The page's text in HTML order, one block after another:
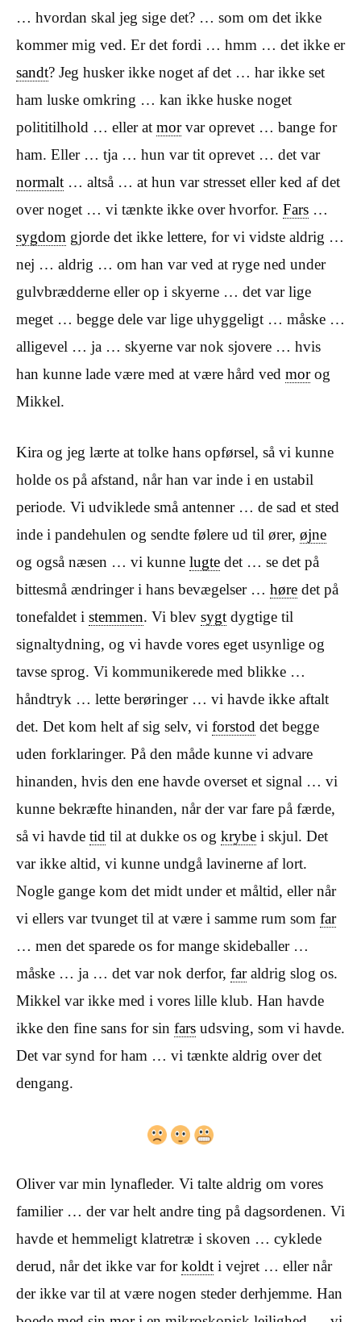
… hvordan skal jeg sige det? … som om det ikke
kommer mig ved. Er det fordi … hmm … det ikke er
sandt? Jeg husker ikke noget af det … har ikke set
ham luske omkring … kan ikke huske noget
polititilhold … eller at morvar oprevet … bange for
ham. Eller … tja … hun var tit oprevet … det var
normalt … altså … at hun var stresset eller ked af det
over noget … vi tænkte ikke over hvorfor. Fars …
sygdom gjorde det ikke lettere, for vi vidste aldrig …
nej … aldrig … om han var ved at ryge ned under
gulvbrædderne eller op i skyerne … det var lige
meget … begge dele var lige uhyggeligt … måske …
alligevel … ja … skyerne var nok sjovere … hvis
han kunne lade være med at være hård ved morog
Mikkel.
Kira og jeg lærte at tolke hans opførsel, så vi kunne
holde os på afstand, når han var inde i en ustabil
periode. Vi udviklede små antenner … de sad et sted
inde i pandehulen og sendte følere ud til ører, øjne
og også næsen … vi kunne lugte det … se det på
bittesmå ændringer i hans bevægelser … høre det på
tonefaldet i stemmen. Vi blev sygt dygtige til
signaltydning, og vi havde vores eget usynlige og
tavse sprog. Vi kommunikerede med blikke …
håndtryk … lette berøringer … vi havde ikke aftalt
det. Det kom helt af sig selv, vi forstod det begge
uden forklaringer. På den måde kunne vi advare
hinanden, hvis den ene havde overset et signal … vi
kunne bekræfte hinanden, når der var fare på færde,
så vi havde tid til at dukke os og krybe i skjul. Det
var ikke altid, vi kunne undgå lavinerne af lort.
Nogle gange kom det midt under et måltid, eller når
vi ellers var tvunget til at være i samme rum som far
… men det sparede os for mange skideballer …
måske … ja … det var nok derfor, faraldrig slog os.
Mikkel var ikke med i vores lille klub. Han havde
ikke den fine sans for sin fars udsving, som vi havde.
Det var synd for ham … vi tænkte aldrig over det
dengang.
Oliver var min lynafleder. Vi talte aldrig om vores
familier … der var helt andre ting på dagsordenen. Vi
havde et hemmeligt klatretræ i skoven … cyklede
derud, når det ikke var forkoldt i vejret … eller når
der ikke var til at være nogen steder derhjemme. Han